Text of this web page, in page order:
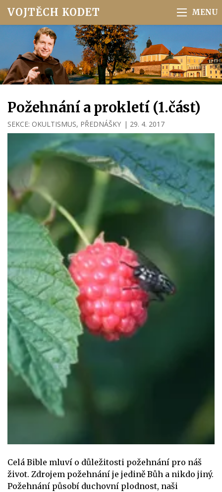
VOJTĚCH KODET
Požehnání a prokletí (1.část)
SEKCE: OKULTISMUS, PŘEDNÁŠKY | 29. 4. 2017
Celá Bible mluví o důležitosti požehnání pro náš
život. Zdrojem požehnání je jedině Bůh a nikdo jiný.
Požehnání působí duchovní plodnost, naši